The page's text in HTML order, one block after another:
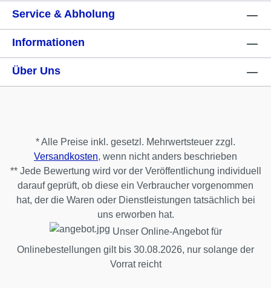
Service & Abholung
Informationen
Über Uns
* Alle Preise inkl. gesetzl. Mehrwertsteuer zzgl.
Versandkosten, wenn nicht anders beschrieben
** Jede Bewertung wird vor der Veröffentlichung individuell
darauf geprüft, ob diese ein Verbraucher vorgenommen
hat, der die Waren oder Dienstleistungen tatsächlich bei
uns erworben hat.
Unser Online-Angebot für
Onlinebestellungen gilt bis 30.08.2026, nur solange der
Vorrat reicht